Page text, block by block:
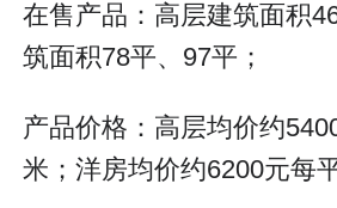
在售产品：高层建筑面积
筑面积78平、97平；
产品价格：高层均价约
米；洋房均价约6200元每